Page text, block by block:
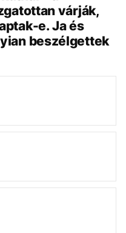
várják,
e. Ja és
beszélgettek